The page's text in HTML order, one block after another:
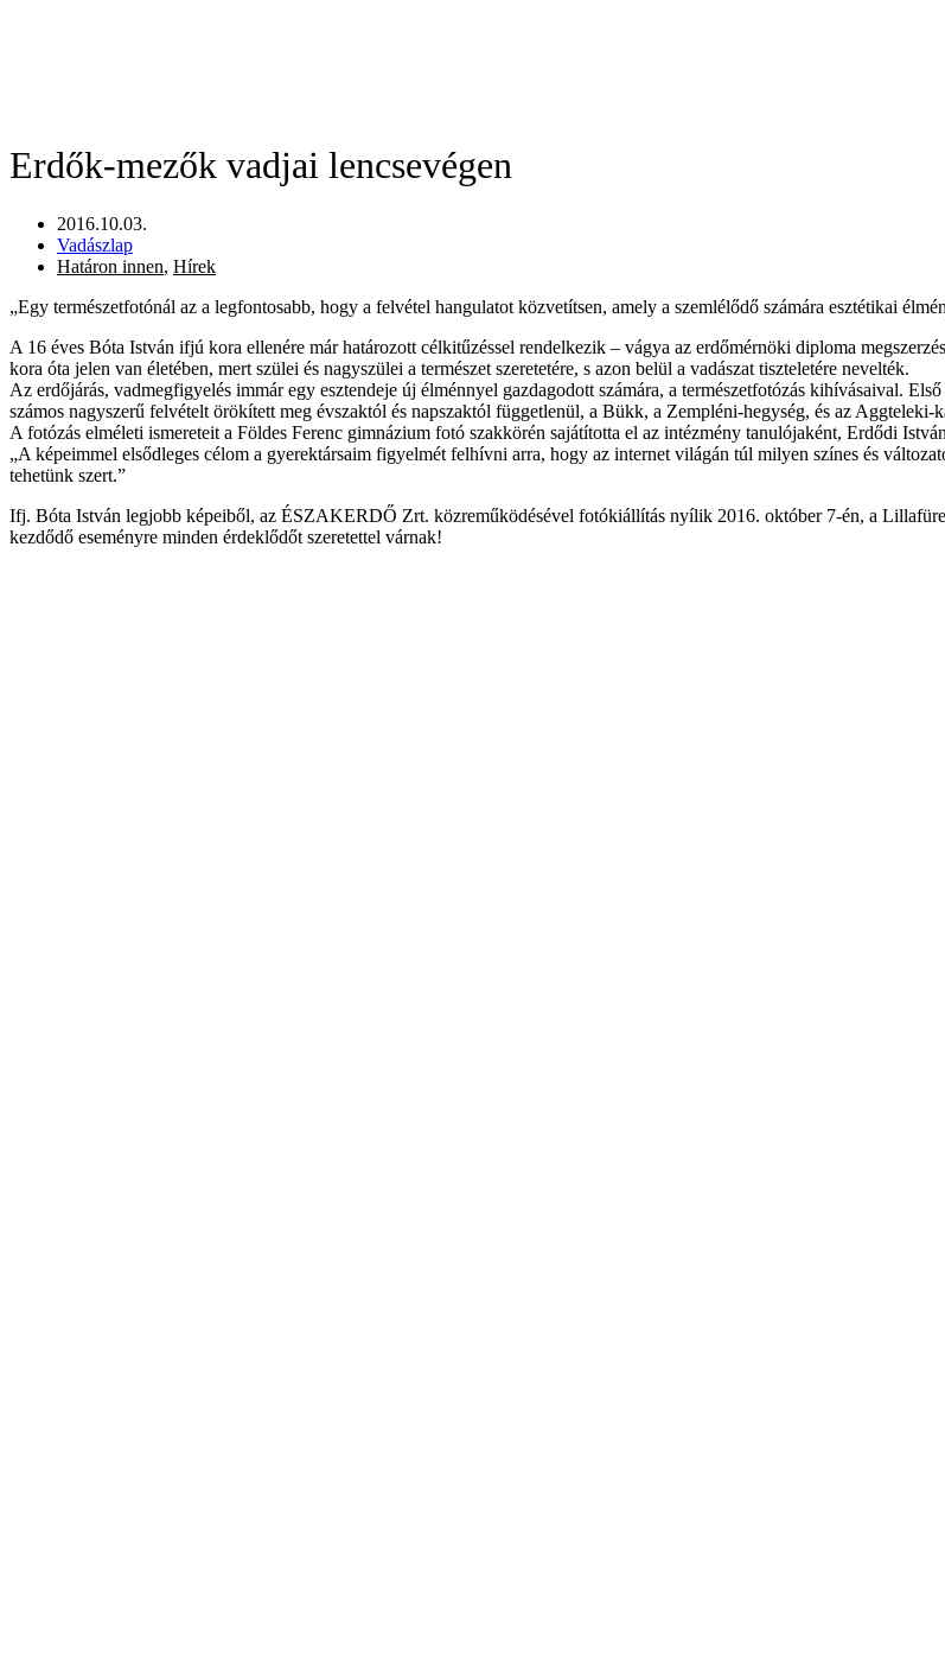
Erdők-mezők vadjai lencsevégen
2016.10.03.
Vadászlap
Határon innen, Hírek
„Egy természetfotónál az a legfontosabb, hogy a felvétel hangulatot közvetítsen, amely a szemlélődő számára esztétikai
A 16 éves Bóta István ifjú kora ellenére már határozott célkitűzéssel rendelkezik – vágya az erdőmérnöki diploma
kora óta jelen van életében, mert szülei és nagyszülei a természet szeretetére, s azon belül a vadászat tiszteletére nevelték.
Az erdőjárás, vadmegfigyelés immár egy esztendeje új élménnyel gazdagodott számára, a természetfotózás kihívásaival.
számos nagyszerű felvételt örökített meg évszaktól és napszaktól függetlenül, a Bükk, a Zempléni-hegység, és az Aggteleki-
A fotózás elméleti ismereteit a Földes Ferenc gimnázium fotó szakkörén sajátította el az intézmény tanulójaként, Erdődi
„A képeimmel elsődleges célom a gyerektársaim figyelmét felhívni arra, hogy az internet világán túl milyen színes és
tehetünk szert.”
Ifj. Bóta István legjobb képeiből, az ÉSZAKERDŐ Zrt. közreműködésével fotókiállítás nyílik 2016. október 7-én, a
kezdődő eseményre minden érdeklődőt szeretettel várnak!